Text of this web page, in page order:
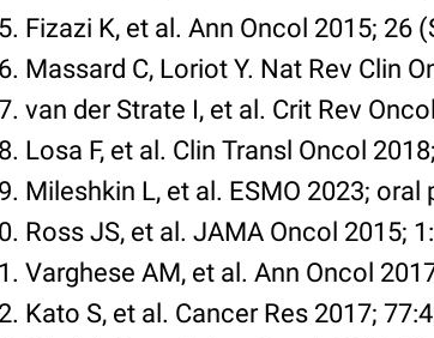
Fizazi K, et al. Ann Oncol 2015; 26
Massard C, Loriot Y. Nat Rev Clin
van der Strate I, et al. Crit Rev
Losa F, et al. Clin Transl Oncol
Mileshkin L, et al. ESMO 2023; oral
Ross JS, et al. JAMA Oncol 2015;
Varghese AM, et al. Ann Oncol
Kato S, et al. Cancer Res 2017;